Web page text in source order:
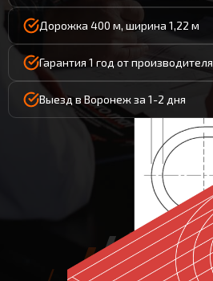
Дорожка 400 м, ширина 1,22 м
Гарантия 1 год от производителя
Выезд в Воронеж за 1-2 дня